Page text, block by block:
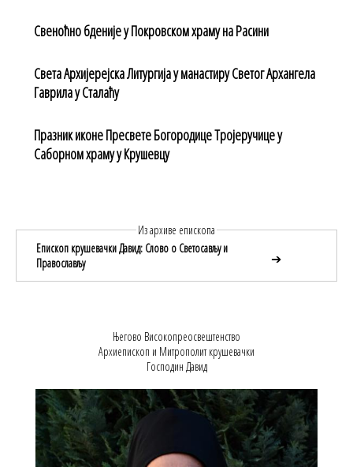
Свеноћно бденије у Покровском храму на Расини
Света Архијерејска Литургија у манастиру Светог Архангела
Гаврила у Сталаћу
Празник иконе Пресвете Богородице Тројеручице у
Саборном храму у Крушевцу
Из архиве епископа
Епископ крушевачки Давид: Слово о Светосављу и
Православљу
➔
Његово Високопреосвештенство
Архиепископ и Митрополит крушевачки
Господин Давид